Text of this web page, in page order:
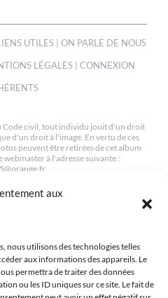
aux
nous utilisons des technologies telles
aux informations des appareils. Le
permettra de traiter des données
ou les ID uniques sur ce site. Le fait de
UTILES
ON PARLE DE NOUS
LÉGALES| CONNEXION
Code civil, tout individu jouit d'un droit
d'un droit à l'image. En vertu de ces
peuvent être retirées de cet album
à l'adresse suivante :
LES DROITS SONT RESERVÉS
MEV95